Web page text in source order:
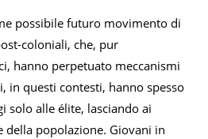
possibile futuro movimento di
coloniali, che, pur
hanno perpetuato meccanismi
in questi contesti, hanno spesso
solo alle élite, lasciando ai
della popolazione. Giovani in